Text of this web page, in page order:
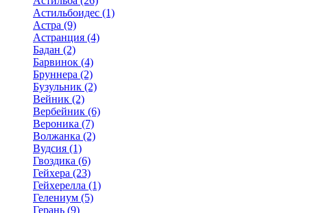
Астильбоидес (1)
Астра (9)
Астранция (4)
Бадан (2)
Барвинок (4)
Бруннера (2)
Бузульник (2)
Вейник (2)
Вербейник (6)
Вероника (7)
Волжанка (2)
Вудсия (1)
Гвоздика (6)
Гейхера (23)
Гейхерелла (1)
Гелениум (5)
Герань (9)